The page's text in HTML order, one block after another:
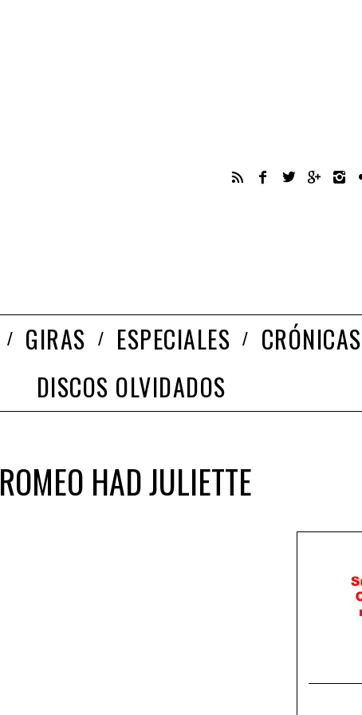
GIRAS ESPECIALES CRÓNICAS
DISCOS OLVIDADOS
ROMEO HAD JULIETTE